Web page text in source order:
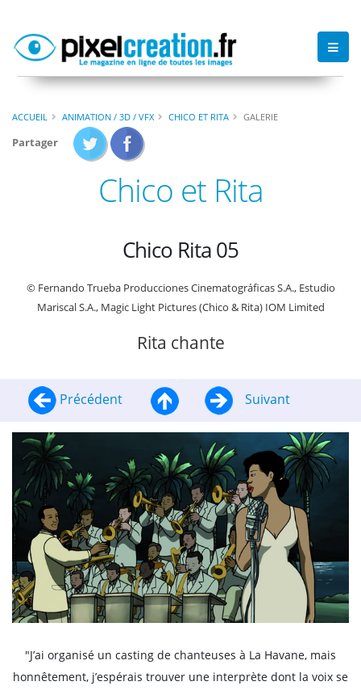
ACCUEIL ANIMATION / 3D / VFX CHICO ET RITA GALERIE
Partager
Chico et Rita
Chico Rita 05
© Fernando Trueba Producciones Cinematográficas S.A., Estudio
Mariscal S.A., Magic Light Pictures (Chico & Rita) IOM Limited
Rita chante
Précédent Suivant
"J’ai organisé un casting de chanteuses à La Havane, mais
honnêtement, j’espérais trouver une interprète dont la voix se